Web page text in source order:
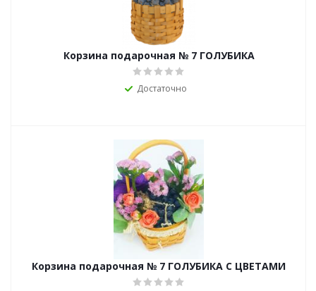
Корзина подарочная № 7 ГОЛУБИКА
Достаточно
Корзина подарочная № 7 ГОЛУБИКА С ЦВЕТАМИ